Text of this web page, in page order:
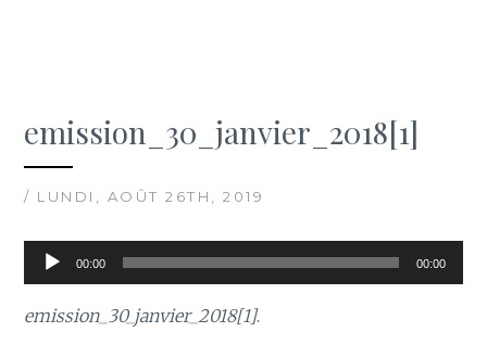
emission_30_janvier_2018[1]
/ LUNDI, AOÛT 26TH, 2019
Lecteur
audio
00:00 00:00
emission_30_janvier_2018[1].